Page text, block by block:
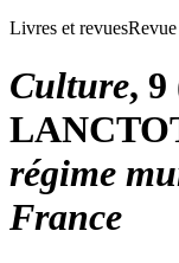
Livres et revues
Culture, 9
régime
France